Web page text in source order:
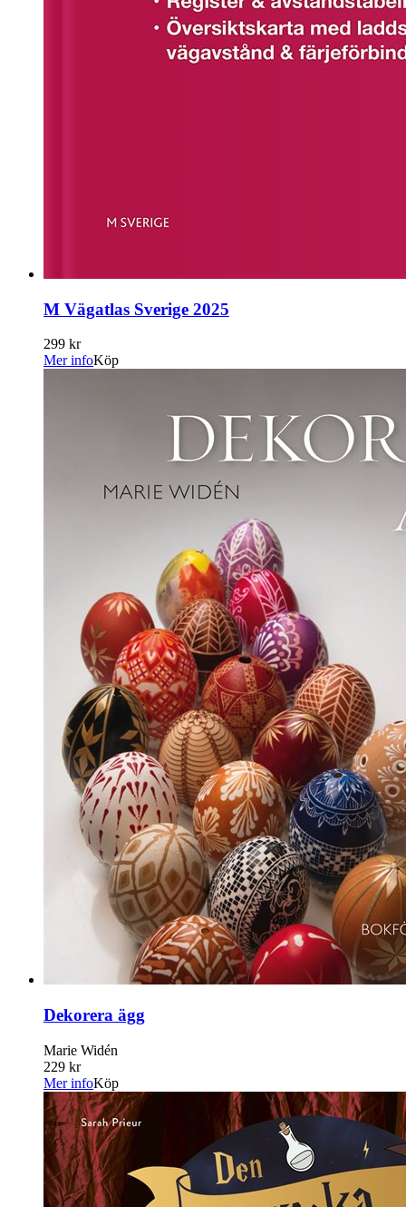
M Vägatlas Sverige 2025
299 kr
Mer infoKöp
Dekorera ägg
Marie Widén
229 kr
Mer infoKöp